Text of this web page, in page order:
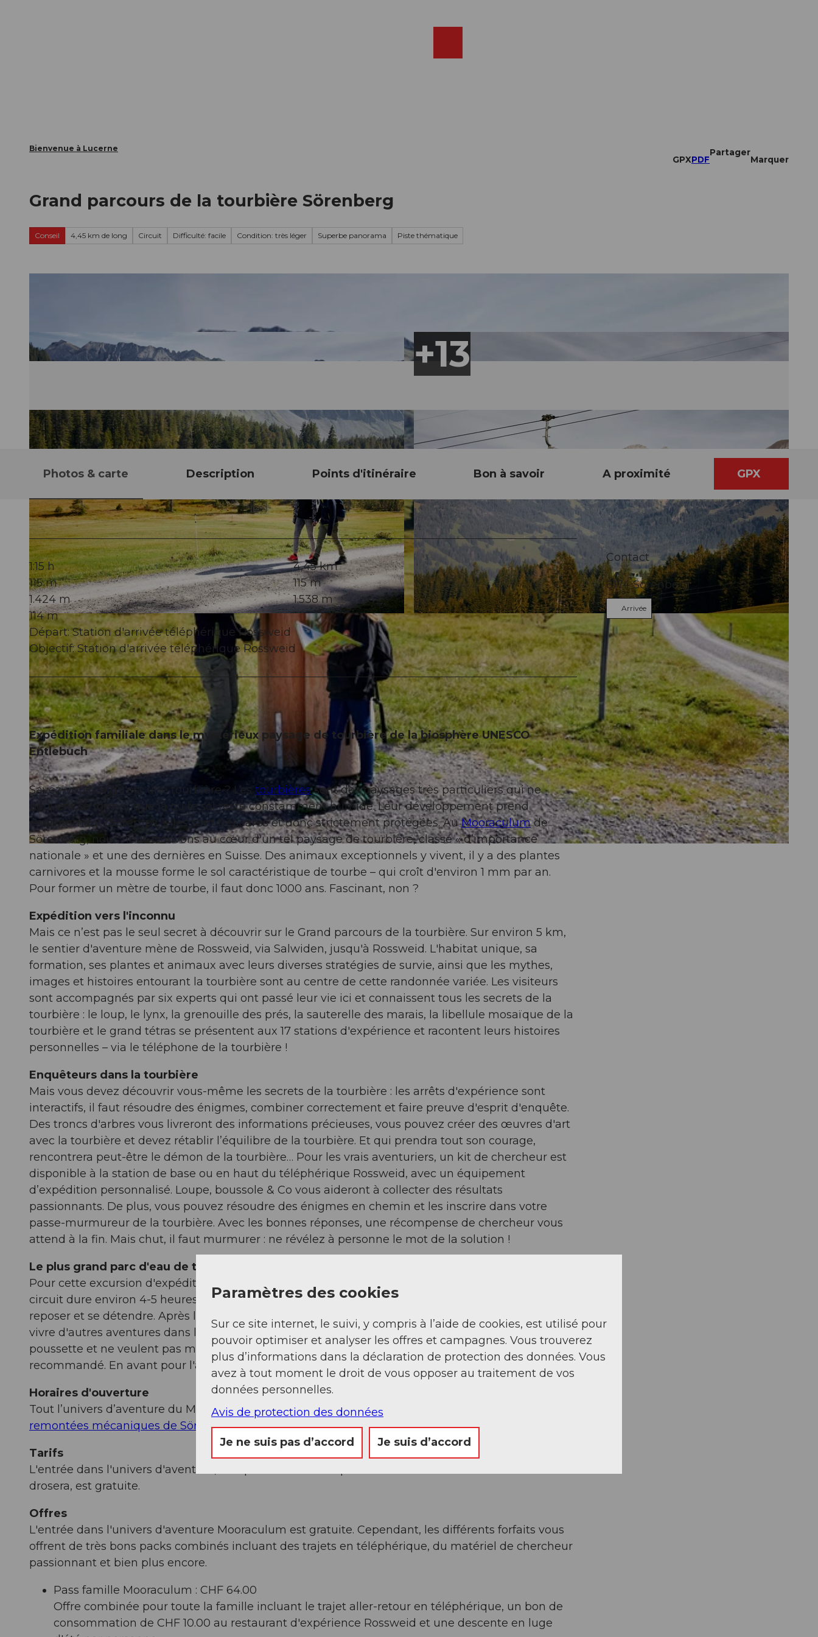
Bienvenue à Lucerne
GPXPDF
Partager
Marquer
Grand parcours de la tourbière Sörenberg
Conseil 4,45 km de long Circuit Difficulté: facile Condition: très léger Superbe panorama Piste thématique
© Beat Brechbühl, UNESCO Biosphäre Entlebuch © Beat Brechbühl, UNESCO Biosphäre Entlebuch
Photos & carte Description Points d'itinéraire Bon à savoir A proximité GPX
1:15 h
4,45 km
115 m
115 m
1.424 m
1.538 m
114 m
Départ: Station d'arrivée téléphérique Rossweid
Objectif: Station d'arrivée téléphérique Rossweid
Expédition familiale dans le mystérieux paysage de tourbière de la biosphère UNESCO
Entlebuch
Savez-vous ce qu'est une tourbière ? Les tourbièressont des paysages très particuliers qui ne
peuvent se former que là où le sol reste constamment humide. Leur développement prend
énormément de temps, elles sont très rares et donc strictement protégées. AuMooraculumde
Sörenberg, nous nous trouvons au cœur d'un tel paysage de tourbière, classé « d’importance
nationale » et une des dernières en Suisse. Des animaux exceptionnels y vivent, il y a des plantes
carnivores et la mousse forme le sol caractéristique de tourbe – qui croît d'environ 1 mm par an.
Pour former un mètre de tourbe, il faut donc 1000 ans. Fascinant, non ?
Expédition vers l'inconnu
Mais ce n’est pas le seul secret à découvrir sur le Grand parcours de la tourbière. Sur environ 5 km,
le sentier d'aventure mène de Rossweid, via Salwiden, jusqu'à Rossweid. L'habitat unique, sa
formation, ses plantes et animaux avec leurs diverses stratégies de survie, ainsi que les mythes,
images et histoires entourant la tourbière sont au centre de cette randonnée variée. Les visiteurs
sont accompagnés par six experts qui ont passé leur vie ici et connaissent tous les secrets de la
tourbière : le loup, le lynx, la grenouille des prés, la sauterelle des marais, la libellule mosaïque de la
tourbière et le grand tétras se présentent aux 17 stations d'expérience et racontent leurs histoires
personnelles – via le téléphone de la tourbière !
Enquêteurs dans la tourbière
Mais vous devez découvrir vous-même les secrets de la tourbière : les arrêts d'expérience sont
interactifs, il faut résoudre des énigmes, combiner correctement et faire preuve d'esprit d'enquête.
Des troncs d'arbres vous livreront des informations précieuses, vous pouvez créer des œuvres d'art
avec la tourbière et devez rétablir l’équilibre de la tourbière. Et qui prendra tout son courage,
rencontrera peut-être le démon de la tourbière… Pour les vrais aventuriers, un kit de chercheur est
disponible à la station de base ou en haut du téléphérique Rossweid, avec un équipement
d’expédition personnalisé. Loupe, boussole & Co vous aideront à collecter des résultats
passionnants. De plus, vous pouvez résoudre des énigmes en chemin et les inscrire dans votre
passe-murmureur de la tourbière. Avec les bonnes réponses, une récompense de chercheur vous
attend à la fin. Mais chut, il faut murmurer : ne révélez à personne le mot de la solution !
Le plus grand parc d'eau de tourbière des Alpes
Pour cette excursion d'expédition exigeante, il est préférable que toute la famille participe. Le
circuit dure environ 4-5 heures et naturellement, il y a en chemin de magnifiques endroits pour se
reposer et se détendre. Après la randonnée d'exploration réussie, vous pouvez jouer librement et
vivre d'autres aventures dans le parc d'eau de tourbière à Rossweid. Pour ceux qui sont encore en
poussette et ne veulent pas marcher trop loin, le parcours court adapté aux poussettes est
recommandé. En avant pour l'aventure dans la tourbière !
Horaires d'ouverture
Tout l’univers d’aventure du Mooraculum est ouvert tous les jours durant la
remontées mécaniques de Sörenberg.
Tarifs
L'entrée dans l'univers d'aventure, comprenant le Grand parcours de la tourbière et le chemin de la
drosera, est gratuite.
Offres
L'entrée dans l'univers d'aventure Mooraculum est gratuite. Cependant, les différents forfaits vous
offrent de très bons packs combinés incluant des trajets en téléphérique, du matériel de chercheur
passionnant et bien plus encore.
Pass famille Mooraculum : CHF 64.00
Offre combinée pour toute la famille incluant le trajet aller-retour en téléphérique, un bon de
consommation de CHF 10.00 au restaurant d'expérience Rossweid et une descente en luge
Contact
6174Sörenberg
Arrivée
Paramètres des cookies
Sur ce site internet, le suivi, y compris à l’aide de cookies, est utilisé pour
pouvoir optimiser et analyser les offres et campagnes. Vous trouverez
plus d’informations dans la déclaration de protection des données. Vous
avez à tout moment le droit de vous opposer au traitement de vos
données personnelles.
Avis de protection des données
Je ne suis pas d’accord Je suis d’accord